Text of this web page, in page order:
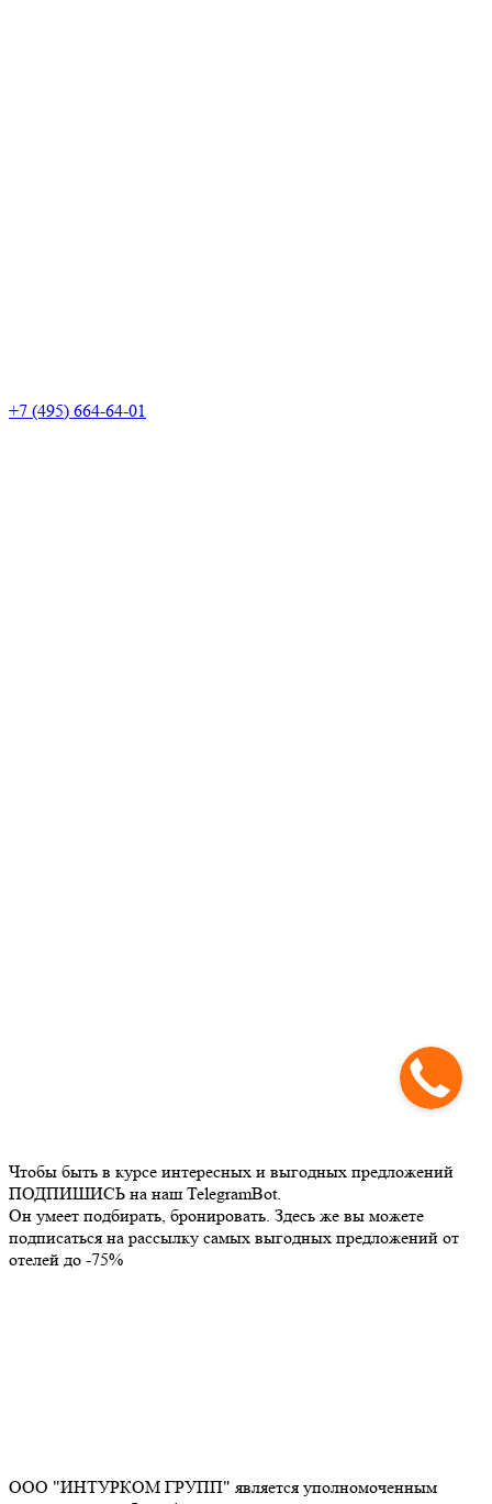
+7 (495) 664-64-01
Чтобы быть в курсе интересных и выгодных предложений
ПОДПИШИСЬ на наш TelegramBot.
Он умеет подбирать, бронировать. Здесь же вы можете
подписаться на рассылку самых выгодных предложений от
отелей до -75%
ООО "ИНТУРКОМ ГРУПП" является уполномоченным